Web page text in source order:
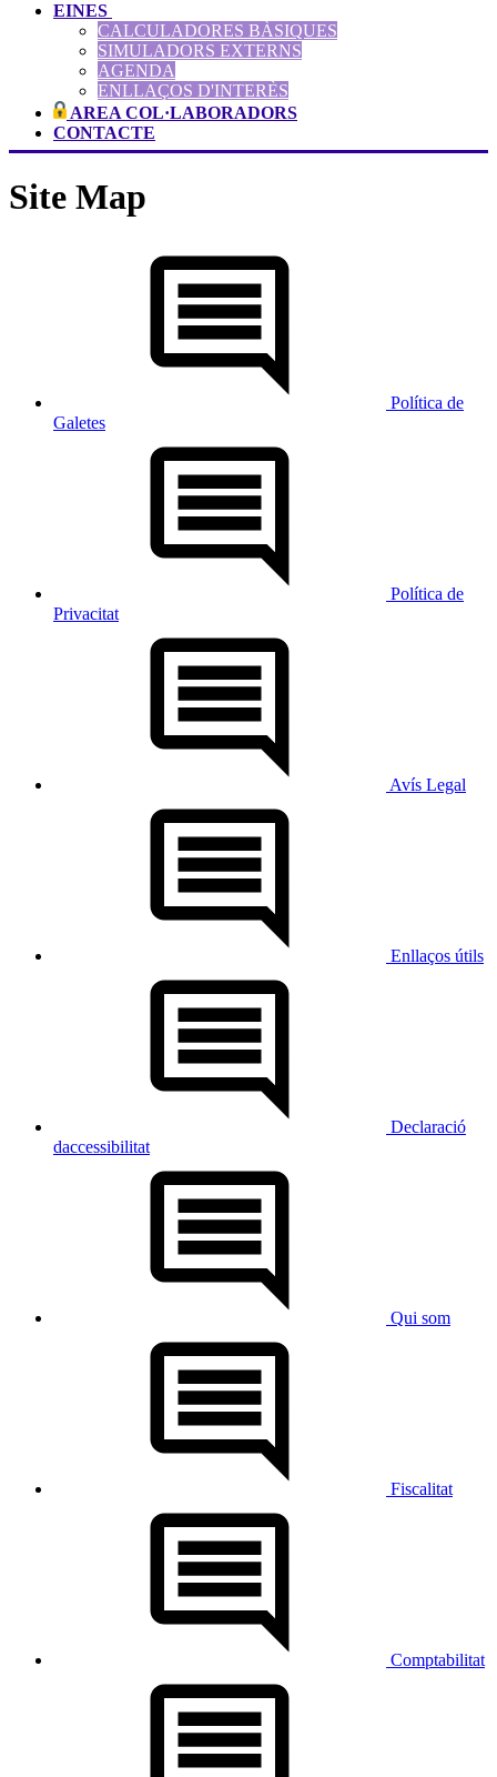
EINES
CALCULADORES BÀSIQUES
SIMULADORS EXTERNS
AGENDA
ENLLAÇOS D'INTERÈS
AREA COL·LABORADORS
CONTACTE
Site Map
Política de
Galetes
Política de
Privacitat
Avís Legal
Enllaços útils
Declaració
daccessibilitat
Qui som
Fiscalitat
Comptabilitat